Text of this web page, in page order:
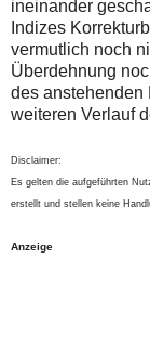
ineinander
Indizes
vermutlich noch
Überdehnung
des anstehenden
weiteren Verlauf
Disclaimer:
Es gelten die aufgeführten
erstellt und stellen keine
Anzeige